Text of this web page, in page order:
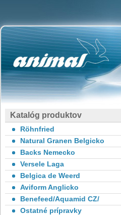
Katalóg produktov
Röhnfried
Natural Granen Belgicko
Backs Nemecko
Versele Laga
Belgica de Weerd
Aviform Anglicko
Benefeed/Aquamid CZ/
Ostatné prípravky